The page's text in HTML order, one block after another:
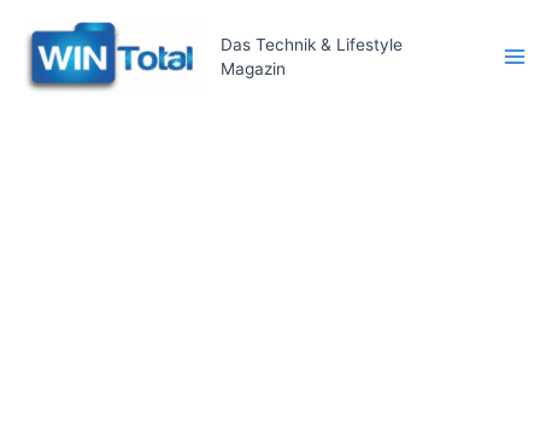
Inhalt
springen
Das Technik & Lifestyle
Magazin